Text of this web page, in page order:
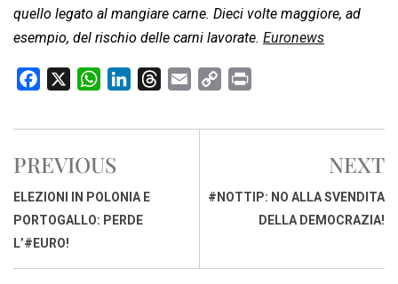
quello legato al mangiare carne. Dieci volte maggiore, ad
esempio, del rischio delle carni lavorate. Euronews
c
b
o
o
k
W
a
s
A
p
n
d
I
r
a
p
i
i
PREVIOUS
ELEZIONI IN POLONIA E
PORTOGALLO: PERDE
L’#EURO!
NEXT
#NOTTIP: NO ALLA SVENDITA
DELLA DEMOCRAZIA!